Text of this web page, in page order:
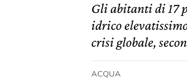
Gli abitanti di 17
idrico
crisi globale,
ACQUA